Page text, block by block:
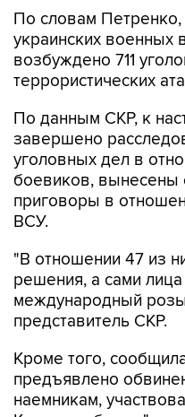
По словам
украинских военных
возбуждено 711
террористических
По данным СКР, к
завершено
уголовных дел в
боевиков, вынесены
приговоры в
ВСУ.
"В отношении 47 из
решения, а сами
международный
представитель СКР.
Кроме того,
предъявлено
наемникам,